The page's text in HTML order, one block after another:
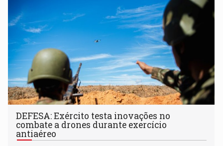
DEFESA: Exército testa inovações no
combate a drones durante exercício
antiaéreo